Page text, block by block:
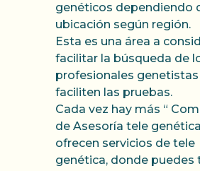
genéticos dependiendo
ubicación según región.
Esta es una área a
facilitar la búsqueda de
profesionales
faciliten las pruebas.
Cada vez hay más “
de Asesoría tele
ofrecen servicios de tele
genética, donde puedes